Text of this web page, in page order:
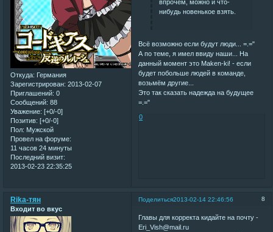
Откуда: Германия
Зарегистрирован: 2013-02-07
Приглашений: 0
Сообщений: 88
Уважение: [+0/-0]
Позитив: [+0/-0]
Пол: Мужской
Провел на форуме:
11 часов 24 минуты
Последний визит:
2013-02-23 22:35:25
впрочем, можно и что-
нибудь новенькое взять.
Всё возможно если будут люди... =.="
А по теме, я имел ввиду наши... На
данный момент это Maken-ki! - если
будет побольше людей в команде,
возьмём другие...
Это так сказать надежда на будущее
=.="
0
Поделиться 8
2013-02-14 22:46:56
Rika-тян
Входит во вкус
Главы для корректа кидайте на почту -
Eri_Vish@mail.ru